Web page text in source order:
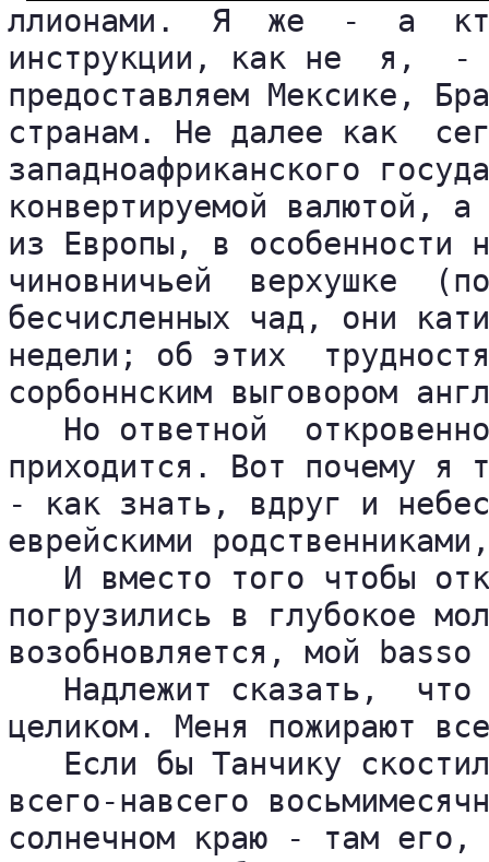
ллионами.  Я  же  -  а
инструкции, как не  я,  -
предоставляем Мексике,
странам. Не далее как
западноафриканского
конвертируемой валютой,
из Европы, в особенности
чиновничьей  верхушке
бесчисленных чад, они
недели; об этих
сорбоннским выговором
Но ответной
приходится. Вот почему я
- как знать, вдруг и
еврейскими
И вместо того чтобы
погрузились в глубокое
возобновляется, мой
Надлежит сказать,
целиком. Меня пожирают
Если бы Танчику
всего-навсего
солнечном краю - там его,